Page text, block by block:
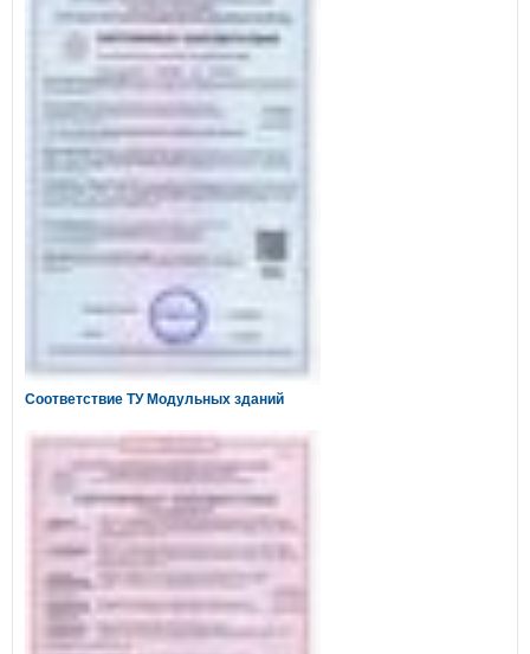
Соответствие ТУ Модульных зданий